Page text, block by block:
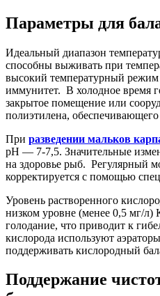
Параметры для
Идеальный диапазон
способны выживать при
высокий температурный режим
иммунитет. В холодное время
закрытое помещение или
полиэтилена,
При разведении мальков
pH — 7-7,5. Значительные
на здоровье рыб. Регулярный
корректируется с помощью
Уровень растворенного
низком уровне (менее 0,5 мг/
голодание, что приводит к
кислорода используют
поддерживать кислородный
Поддержание